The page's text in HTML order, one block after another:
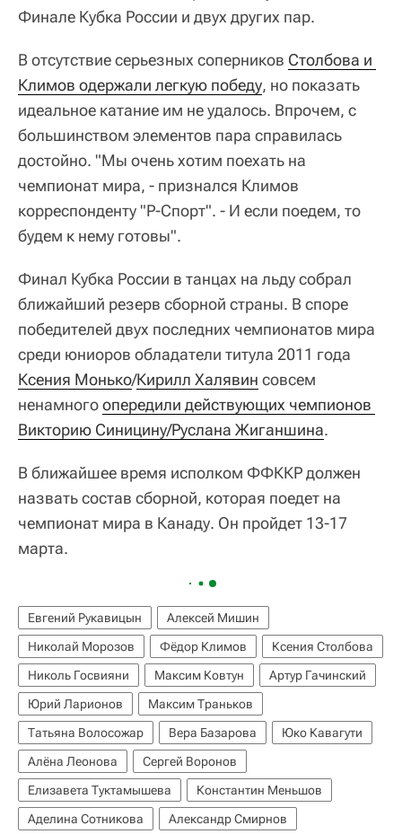
Финале Кубка России и двух других пар.
В отсутствие серьезных соперников Столбова и
Климов одержали легкую победу, но показать
идеальное катание им не удалось. Впрочем, с
большинством элементов пара справилась
достойно. "Мы очень хотим поехать на
чемпионат мира, - признался Климов
корреспонденту "Р-Спорт". - И если поедем, то
будем к нему готовы".
Финал Кубка России в танцах на льду собрал
ближайший резерв сборной страны. В споре
победителей двух последних чемпионатов мира
среди юниоров обладатели титула 2011 года
Ксения Монько/Кирилл Халявин совсем
ненамногоопередили действующих чемпионов
Викторию Синицину/Руслана Жиганшина.
В ближайшее время исполком ФФККР должен
назвать состав сборной, которая поедет на
чемпионат мира в Канаду. Он пройдет 13-17
марта.
Евгений Рукавицын
Алексей Мишин
Николай Морозов
Фёдор Климов
Ксения Столбова
Николь Госвияни
Максим Ковтун
Артур Гачинский
Юрий Ларионов
Максим Траньков
Татьяна Волосожар
Вера Базарова
Юко Кавагути
Алёна Леонова
Сергей Воронов
Елизавета Туктамышева
Константин Меньшов
Аделина Сотникова
Александр Смирнов